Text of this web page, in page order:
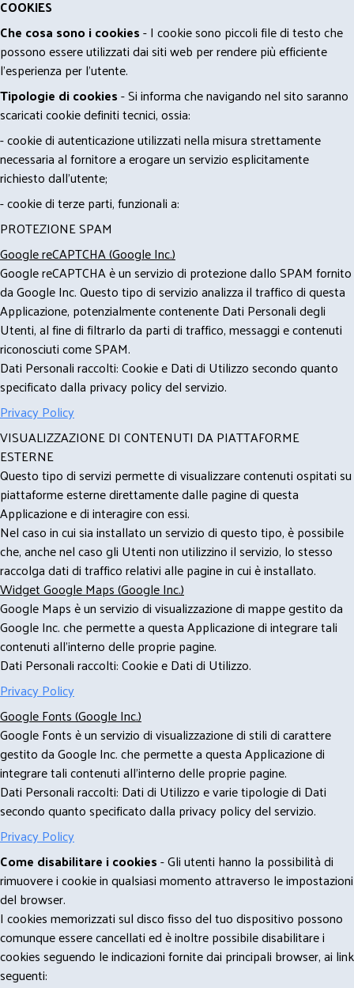
COOKIES
Che cosa sono i cookies- I cookie sono piccoli file di testo che
possono essere utilizzati dai siti web per rendere più efficiente
l'esperienza per l'utente.
Tipologie di cookies- Si informa che navigando nel sito saranno
scaricati cookie definiti tecnici, ossia:
- cookie di autenticazione utilizzati nella misura strettamente
necessaria al fornitore a erogare un servizio esplicitamente
richiesto dall'utente;
- cookie di terze parti, funzionali a:
PROTEZIONE SPAM
Google reCAPTCHA (Google Inc.)
Google reCAPTCHA è un servizio di protezione dallo SPAM fornito
da Google Inc. Questo tipo di servizio analizza il traffico di questa
Applicazione, potenzialmente contenente Dati Personali degli
Utenti, al fine di filtrarlo da parti di traffico, messaggi e contenuti
riconosciuti come SPAM.
Dati Personali raccolti: Cookie e Dati di Utilizzo secondo quanto
specificato dalla privacy policy del servizio.
Privacy Policy
VISUALIZZAZIONE DI CONTENUTI DA PIATTAFORME
ESTERNE
Questo tipo di servizi permette di visualizzare contenuti ospitati su
piattaforme esterne direttamente dalle pagine di questa
Applicazione e di interagire con essi.
Nel caso in cui sia installato un servizio di questo tipo, è possibile
che, anche nel caso gli Utenti non utilizzino il servizio, lo stesso
raccolga dati di traffico relativi alle pagine in cui è installato.
Widget Google Maps (Google Inc.)
Google Maps è un servizio di visualizzazione di mappe gestito da
Google Inc. che permette a questa Applicazione di integrare tali
contenuti all'interno delle proprie pagine.
Dati Personali raccolti: Cookie e Dati di Utilizzo.
Privacy Policy
Google Fonts (Google Inc.)
Google Fonts è un servizio di visualizzazione di stili di carattere
gestito da Google Inc. che permette a questa Applicazione di
integrare tali contenuti all'interno delle proprie pagine.
Dati Personali raccolti: Dati di Utilizzo e varie tipologie di Dati
secondo quanto specificato dalla privacy policy del servizio.
Privacy Policy
Come disabilitare i cookies- Gli utenti hanno la possibilità di
rimuovere i cookie in qualsiasi momento attraverso le impostazioni
del browser.
I cookies memorizzati sul disco fisso del tuo dispositivo possono
comunque essere cancellati ed è inoltre possibile disabilitare i
cookies seguendo le indicazioni fornite dai principali browser, ai link
seguenti: